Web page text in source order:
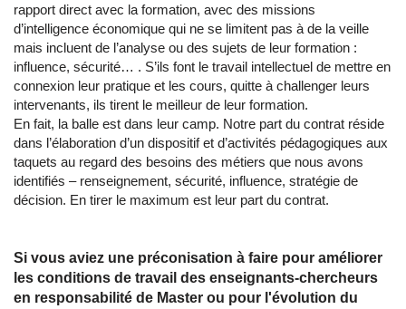
rapport direct avec la formation, avec des missions
d’intelligence économique qui ne se limitent pas à de la veille
mais incluent de l’analyse ou des sujets de leur formation :
influence, sécurité… . S’ils font le travail intellectuel de mettre en
connexion leur pratique et les cours, quitte à challenger leurs
intervenants, ils tirent le meilleur de leur formation.
En fait, la balle est dans leur camp. Notre part du contrat réside
dans l’élaboration d’un dispositif et d’activités pédagogiques aux
taquets au regard des besoins des métiers que nous avons
identifiés – renseignement, sécurité, influence, stratégie de
décision. En tirer le maximum est leur part du contrat.
Si vous aviez une préconisation à faire pour améliorer
les conditions de travail des enseignants-chercheurs
en responsabilité de Master ou pour l'évolution du